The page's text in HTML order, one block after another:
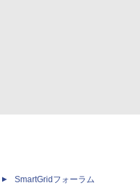
SmartGridフォーラム